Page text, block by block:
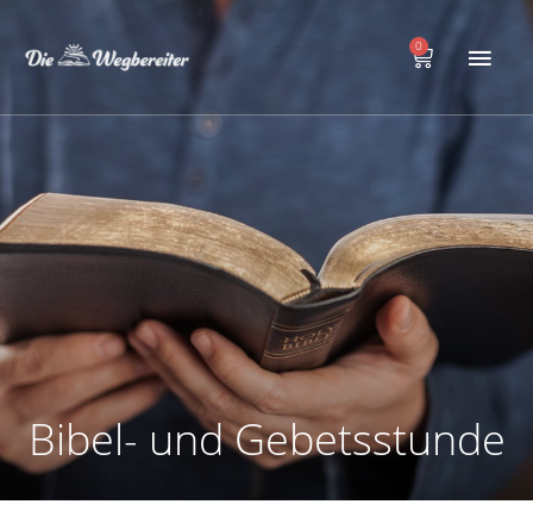
Inhalt
0
Warenkorb
Bibel- und Gebetsstunde